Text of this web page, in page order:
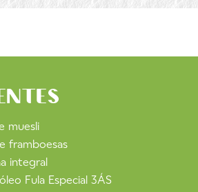
muesli
framboesas
integral
Fula Especial 3ÁS